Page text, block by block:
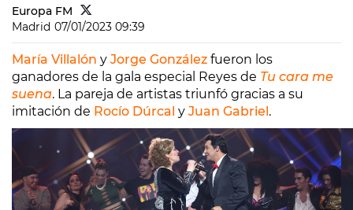
Europa FM
Madrid 07/01/2023 09:39
María Villalón y Jorge González fueron los
ganadores de la gala especial Reyes de Tu cara me
suena. La pareja de artistas triunfó gracias a su
imitación de Rocío Dúrcal y Juan Gabriel.